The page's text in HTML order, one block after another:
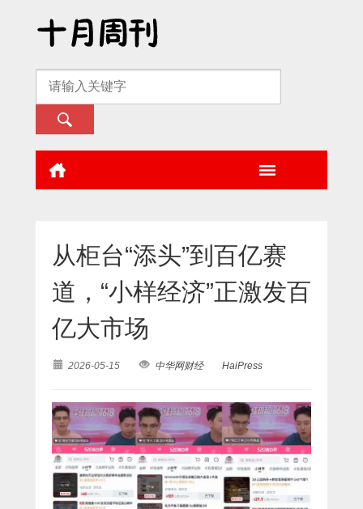
从柜台“添头”到百亿赛
道，“小样经济”正激发百
亿大市场
2026-05-15 中华网财经 HaiPress